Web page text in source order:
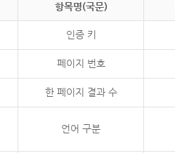
항목명(국문)
인증 키
페이지 번호
한 페이지 결과 수
언어 구분